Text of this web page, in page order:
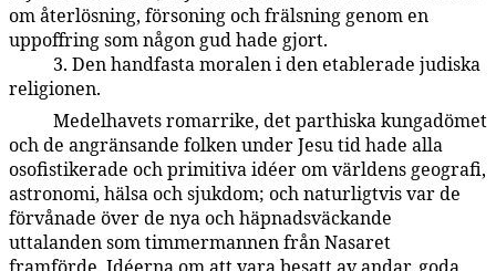
om återlösning, försoning och frälsning genom en
uppoffring som någon gud hade gjort.
3. Den handfasta moralen i den etablerade judiska
religionen.
121:7.12Medelhavets romarrike, det parthiska kungadömet
och de angränsande folken under Jesu tid hade alla
osofistikerade och primitiva idéer om världens geografi,
astronomi, hälsa och sjukdom; och naturligtvis var de
förvånade över de nya och häpnadsväckande
uttalanden som timmermannen från Nasaret